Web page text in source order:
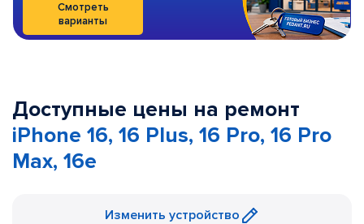
Смотреть
варианты
Доступные цены на ремонт
iPhone 16, 16 Plus, 16 Pro, 16 Pro
Max, 16e
Изменить устройство